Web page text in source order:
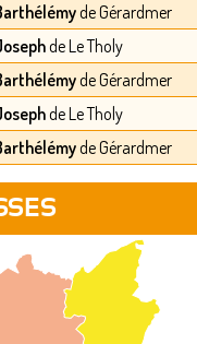
de Gérardmer
de Le Tholy
de Gérardmer
de Le Tholy
de Gérardmer